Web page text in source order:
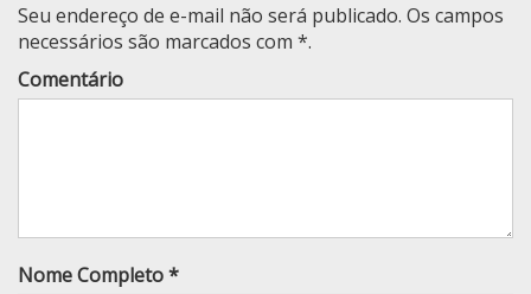
Seu endereço de e-mail não será publicado. Os campos
necessários são marcados com *.
Comentário
Nome Completo *